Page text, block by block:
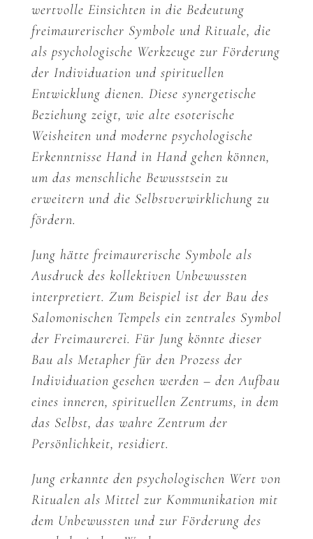
wertvolle Einsichten in die Bedeutung
freimaurerischer Symbole und Rituale, die
als psychologische Werkzeuge zur Förderung
der Individuation und spirituellen
Entwicklung dienen. Diese synergetische
Beziehung zeigt, wie alte esoterische
Weisheiten und moderne psychologische
Erkenntnisse Hand in Hand gehen können,
um das menschliche Bewusstsein zu
erweitern und die Selbstverwirklichung zu
fördern.
Jung hätte freimaurerische Symbole als
Ausdruck des kollektiven Unbewussten
interpretiert. Zum Beispiel ist der Bau des
Salomonischen Tempels ein zentrales Symbol
der Freimaurerei. Für Jung könnte dieser
Bau als Metapher für den Prozess der
Individuation gesehen werden – den Aufbau
eines inneren, spirituellen Zentrums, in dem
das Selbst, das wahre Zentrum der
Persönlichkeit, residiert.
Jung erkannte den psychologischen Wert von
Ritualen als Mittel zur Kommunikation mit
dem Unbewussten und zur Förderung des